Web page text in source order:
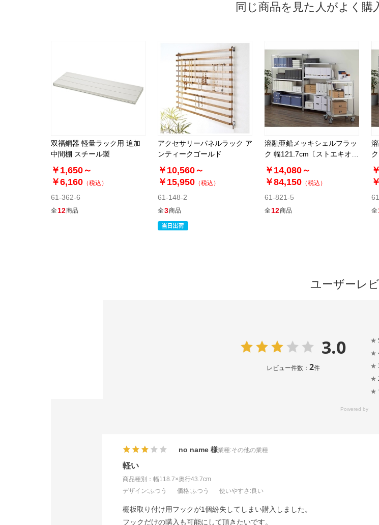
同じ商品を見た人がよく購
双福鋼器 軽量ラック用 追加
中間棚 スチール製
￥1,650～
￥6,160 （税込）
61-362-6
全12商品
アクセサリーパネルラック ア
ンティークゴールド
￥10,560～
￥15,950 （税込）
61-148-2
全3商品
溶融亜鉛メッキシェルフラッ
ク 幅121.7cm〔ストエキオリ
ジナル〕
￥14,080～
￥84,150 （税込）
61-821-5
全12商品 全
ユーザーレ
3.0
レビュー件数： 2件
★
★
★
★
★
軽い
商品種別：幅118.7×奥行43.7cm
デザイン:ふつう 価格:ふつう 使いやすさ :良い
no name 業種:その他の業種
棚板取り付け用フックが1個紛失してしまい購入しました。
フックだけの購入も可能にして頂きたいです。